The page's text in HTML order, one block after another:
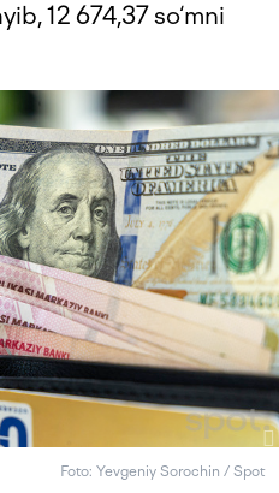
12 674,37 so‘mni
Foto: Yevgeniy Sorochin / Spot